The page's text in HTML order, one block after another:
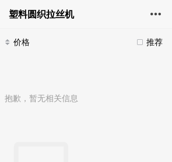
塑料圆织拉丝机
推荐
价格
抱歉，暂无相关信息